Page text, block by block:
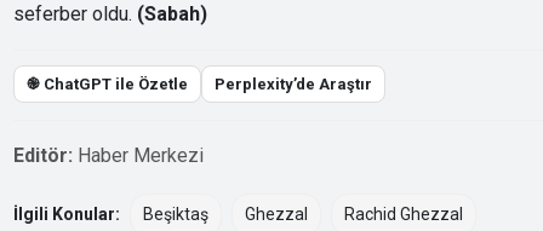
seferber oldu. (Sabah)
֎ ChatGPT ile Özetle Perplexity’de Araştır
Editör: Haber Merkezi
İlgili Konular: Beşiktaş Ghezzal Rachid Ghezzal